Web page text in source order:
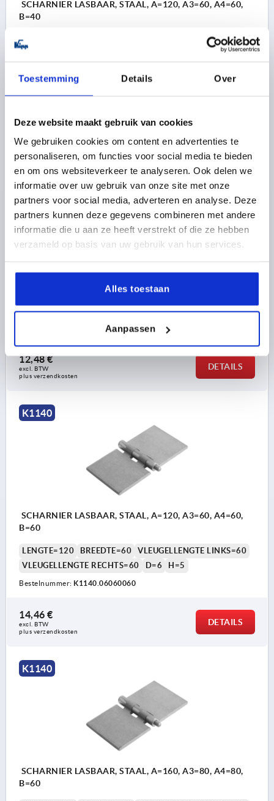
Toestemming Details Over
Deze website maakt gebruik van cookies
We gebruiken cookies om content en advertenties te
personaliseren, om functies voor social media te bieden
en om ons websiteverkeer te analyseren. Ook delen we
informatie over uw gebruik van onze site met onze
partners voor social media, adverteren en analyse. Deze
partners kunnen deze gegevens combineren met andere
informatie die u aan ze heeft verstrekt of die ze hebben
verzameld op basis van uw gebruik van hun services.
Alles toestaan
Aanpassen
SCHARNIER LASBAAR, STAAL, A=120, A3=60, A4=60,
B=40
LENGTE=120
VLEUGELLENGTE LINKS=60
plus verzendkosten
K1140
B=50
BREEDTE=50
VLEUGELLENGTE LINKS=60
VLEUGELLENGTE RECHTS=60
D=6 H=5
K1140.06050060
12,48 €
excl. BTW
plus verzendkosten
DETAILS
K1140
SCHARNIER LASBAAR, STAAL, A=120, A3=60, A4=60,
B=60
LENGTE=120 BREEDTE=60
VLEUGELLENGTE LINKS=60
VLEUGELLENGTE RECHTS=60
D=6 H=5
Bestelnummer: K1140.06060060
14,46 €
excl. BTW
plus verzendkosten
DETAILS
K1140
SCHARNIER LASBAAR, STAAL, A=160, A3=80, A4=80,
B=60